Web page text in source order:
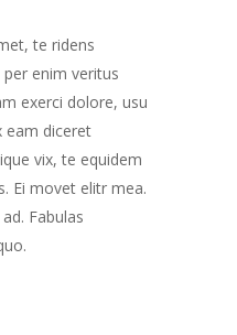
te ridens
enim veritus
exerci dolore, usu
eam diceret
vix, te equidem
Ei movet elitr mea.
Fabulas